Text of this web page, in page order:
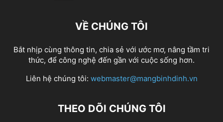
VỀ CHÚNG TÔI
Bắt nhịp cùng thông tin, chia sẻ với ước mơ, nâng tầm tri
thức, để công nghệ đến gần với cuộc sống hơn.
Liên hệ chúng tôi: webmaster@mangbinhdinh.vn
THEO DÕI CHÚNG TÔI